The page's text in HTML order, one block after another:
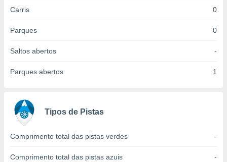
os
de dados
e melhorar
através
Carris 0
Parques 0
Saltos abertos -
Parques abertos 1
Tipos de Pistas
Comprimento total das pistas verdes -
Comprimento total das pistas azuis -